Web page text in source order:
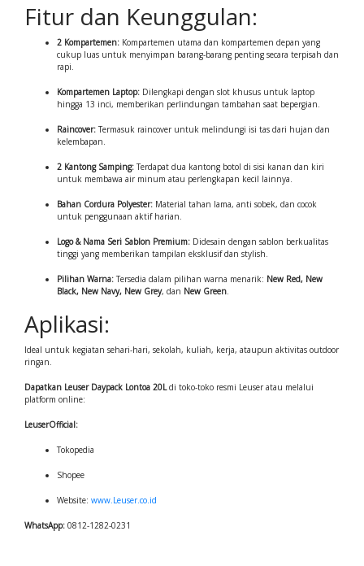
Fitur dan Keunggulan:
2 Kompartemen: Kompartemen utama dan kompartemen depan yang
cukup luas untuk menyimpan barang-barang penting secara terpisah dan
rapi.
Kompartemen Laptop: Dilengkapi dengan slot khusus untuk laptop
hingga 13 inci, memberikan perlindungan tambahan saat bepergian.
Raincover:Termasuk raincover untuk melindungi isi tas dari hujan dan
kelembapan.
2 Kantong Samping:Terdapat dua kantong botol di sisi kanan dan kiri
untuk membawa air minum atau perlengkapan kecil lainnya.
Bahan Cordura Polyester: Material tahan lama, anti sobek, dan cocok
untuk penggunaan aktif harian.
Logo & Nama Seri Sablon Premium: Didesain dengan sablon berkualitas
tinggi yang memberikan tampilan eksklusif dan stylish.
Pilihan Warna:Tersedia dalam pilihan warna menarik: New Red, New
Black, New Navy, New Grey, dan New Green.
Aplikasi:
Ideal untuk kegiatan sehari-hari, sekolah, kuliah, kerja, ataupun aktivitas outdoor
ringan.
Dapatkan Leuser Daypack Lontoa 20Ldi toko-toko resmi Leuser atau melalui
platform online:
LeuserOfficial:
Tokopedia
Shopee
Website: www.Leuser.co.id
WhatsApp: 0812-1282-0231